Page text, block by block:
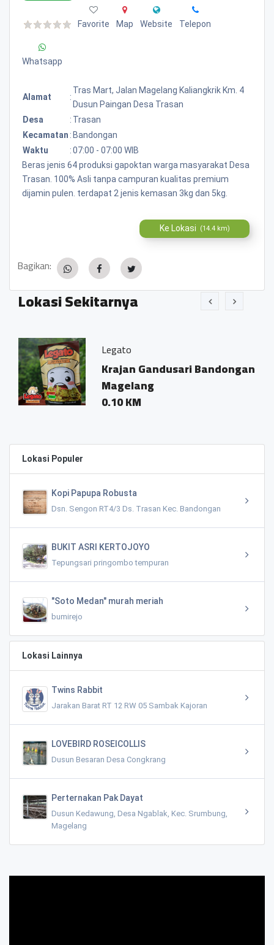
Favorite Map Website Telepon
Whatsapp
Alamat :
Tras Mart, Jalan Magelang Kaliangkrik Km. 4
Dusun Paingan Desa Trasan
Desa
: Trasan
Kecamatan : Bandongan
Waktu
:07:00 - 07:00 WIB
Beras jenis 64 produksi gapoktan warga masyarakat Desa
Trasan. 100% Asli tanpa campuran kualitas premium
dijamin pulen. terdapat 2 jenis kemasan 3kg dan 5kg.
Ke Lokasi (14.4 km)
Bagikan:
Lokasi Sekitarnya
Legato
Krajan Gandusari Bandongan
Magelang
0.10 KM
Lokasi Populer
Kopi Papupa Robusta
Dsn. Sengon RT4/3 Ds. Trasan Kec. Bandongan
BUKIT ASRI KERTOJOYO
Tepungsari pringombo tempuran
"Soto Medan" murah meriah
bumirejo
Lokasi Lainnya
Twins Rabbit
Jarakan Barat RT 12 RW 05 Sambak Kajoran
LOVEBIRD ROSEICOLLIS
Dusun Besaran Desa Congkrang
Perternakan Pak Dayat
Dusun Kedawung, Desa Ngablak, Kec. Srumbung,
Magelang